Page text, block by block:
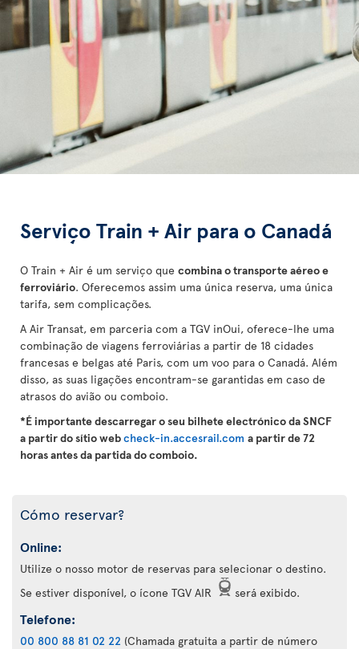
Serviço Train + Air para o Canadá
O Train + Air é um serviço que combina o transporte aéreo e
ferroviário. Oferecemos assim uma única reserva, uma única
tarifa, sem complicações.
A Air Transat, em parceria com a TGV inOui, oferece-lhe uma
combinação de viagens ferroviárias a partir de 18 cidades
francesas e belgas até Paris, com um voo para o Canadá. Além
disso, as suas ligações encontram-se garantidas em caso de
atrasos do avião ou comboio.
*É importante descarregar o seu bilhete electrónico da SNCF
a partir do sítio webcheck-in.accesrail.com a partir de 72
horas antes da partida do comboio.
Cómo reservar?
Online:
Utilize o nosso motor de reservas para selecionar o destino.
Se estiver disponível, o ícone TGV AIR
será exibido.
Telefone:
00 800 88 81 02 22 (Chamada gratuita a partir de número